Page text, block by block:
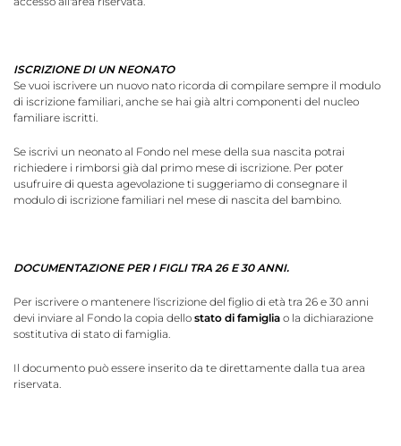
ISCRIZIONE DI UN NEONATO
Se vuoi iscrivere un nuovo nato ricorda di compilare sempre il modulo
di iscrizione familiari, anche se hai già altri componenti del nucleo
familiare iscritti.
Se iscrivi un neonato al Fondo nel mese della sua nascita potrai
richiedere i rimborsi già dal primo mese di iscrizione. Per poter
usufruire di questa agevolazione ti suggeriamo di consegnare il
modulo di iscrizione familiari nel mese di nascita del bambino.
DOCUMENTAZIONE PER I FIGLI TRA 26 E 30 ANNI.
Per iscrivere o mantenere l'iscrizione del figlio di età tra 26 e 30 anni
devi inviare al Fondo la copia dello stato di famiglia o la dichiarazione
sostitutiva di stato di famiglia.
Il documento può essere inserito da te direttamente dalla tua area
riservata.